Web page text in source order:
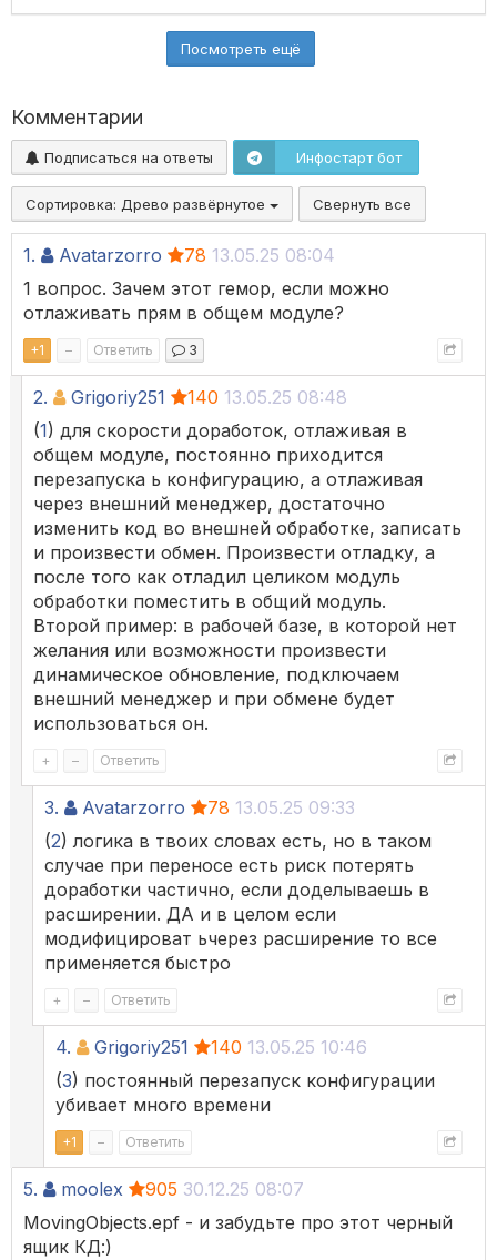
Посмотреть ещё
Комментарии
Подписаться на ответы Инфостарт бот
Сортировка: Древо развёрнутое Свернуть все
1. Avatarzorro 78 13.05.25 08:04
1 вопрос. Зачем этот гемор, если можно
отлаживать прям в общем модуле?
+1 – Ответить 3
2. Grigoriy251 140 13.05.25 08:48
(1) для скорости доработок, отлаживая в
общем модуле, постоянно приходится
перезапуска ь конфигурацию, а отлаживая
через внешний менеджер, достаточно
изменить код во внешней обработке, записать
и произвести обмен. Произвести отладку, а
после того как отладил целиком модуль
обработки поместить в общий модуль.
Второй пример: в рабочей базе, в которой нет
желания или возможности произвести
динамическое обновление, подключаем
внешний менеджер и при обмене будет
использоваться он.
+ – Ответить
3. Avatarzorro 78 13.05.25 09:33
(2) логика в твоих словах есть, но в таком
случае при переносе есть риск потерять
доработки частично, если доделываешь в
расширении. ДА и в целом если
модифицироват ьчерез расширение то все
применяется быстро
+ – Ответить
4. Grigoriy251 140 13.05.25 10:46
(3) постоянный перезапуск конфигурации
убивает много времени
+1 – Ответить
5. moolex 905 30.12.25 08:07
MovingObjects.epf - и забудьте про этот черный
ящик КД:)